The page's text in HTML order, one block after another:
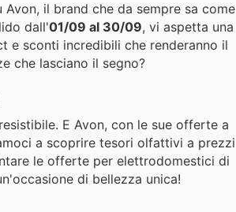
il brand che da sempre sa come
dall'01/09 al 30/09, vi aspetta una
e sconti incredibili che renderanno il
che lasciano il segno?
E Avon, con le sue offerte a
a scoprire tesori olfattivi a prezzi
le offerte per elettrodomestici di
di bellezza unica!